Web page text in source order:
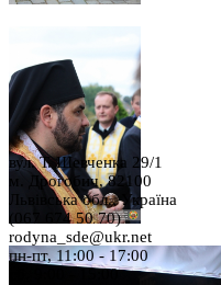
вул. Т. Шевченка 29/1
м. Дрогобич, 82100
Львівська обл., Україна
(067 674 50 70)
rodyna_sde@ukr.net
пн-пт, 11:00 - 17:00
сб, 9:00 - 15:00